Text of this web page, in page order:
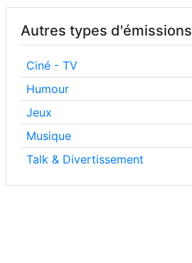
Autres types d'émissions
Ciné - TV
Humour
Jeux
Musique
Talk & Divertissement